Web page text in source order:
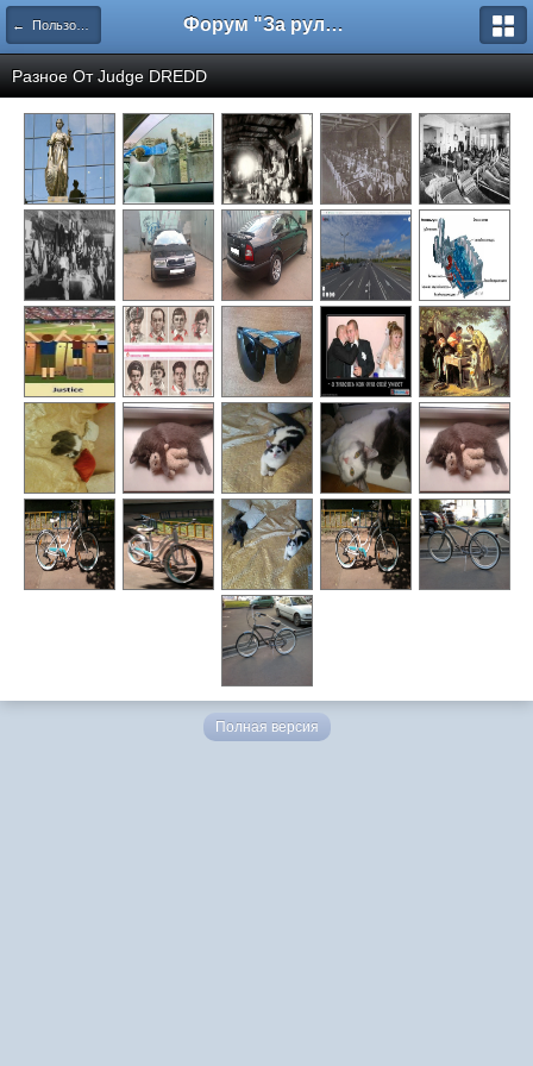
← Пользовательские галереи Форум "За рулем"
Разное ОтJudge DREDD
Полная версия